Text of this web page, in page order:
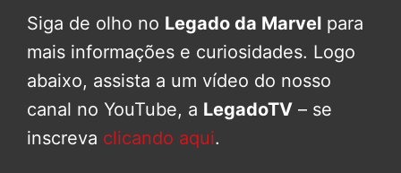
Siga de olho no Legado da Marvel para
mais informações e curiosidades. Logo
abaixo, assista a um vídeo do nosso
canal no YouTube, a LegadoTV – se
inscreva clicando aqui.